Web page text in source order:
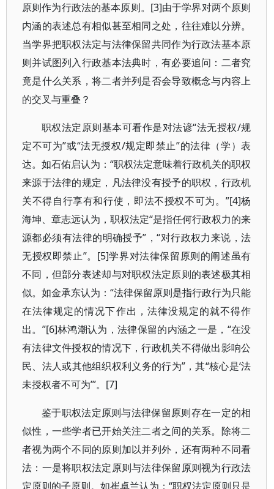
原则作为行政法的基本原则。[3]由于学界对两个原则
内涵的表述总有相似甚至相同之处，往往难以分辨。
当学界把职权法定与法律保留共同作为行政法基本原
则并试图列入行政基本法典时，有必要追问：二者究
竟是什么关系，将二者并列是否会导致概念与内容上
的交叉与重叠？
职权法定原则基本可看作是对法谚“法无授权/规
定不可为”或“法无授权/规定即禁止”的法律（学）表
达。如石佑启认为：“职权法定意味着行政机关的职权
来源于法律的规定，凡法律没有授予的职权，行政机
关不得自行享有和行使，即法不授权不可为。”[4]杨
海坤、章志远认为，职权法定“是指任何行政权力的来
源都必须有法律的明确授予”，“对行政权力来说，法
无授权即禁止”。[5]学界对法律保留原则的阐述虽有
不同，但部分表述却与对职权法定原则的表述极其相
似。如金承东认为：“法律保留原则是指行政行为只能
在法律规定的情况下作出，法律没规定的就不得作
出。”[6]林鸿潮认为，法律保留的内涵之一是，“在没
有法律文件授权的情况下，行政机关不得做出影响公
民、法人或其他组织权利义务的行为”，其“核心是‘法
未授权者不可为’”。[7]
鉴于职权法定原则与法律保留原则存在一定的相
似性，一些学者已开始关注二者之间的关系。除将二
者视为两个不同的原则加以并列外，还有两种不同看
法：一是将职权法定原则与法律保留原则视为行政法
定原则的子原则。如崔卓兰认为：“职权法定原则只是